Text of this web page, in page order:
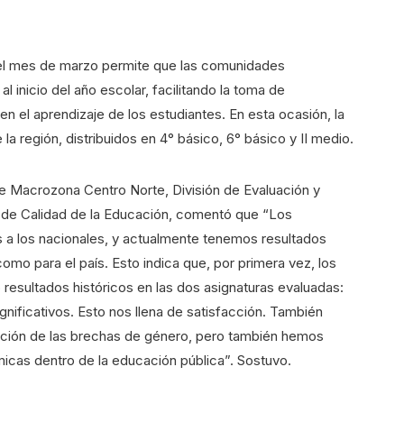
mes de marzo permite que las comunidades
inicio del año escolar, facilitando la toma de
el aprendizaje de los estudiantes. En esta ocasión, la
región, distribuidos en 4° básico, 6° básico y II medio.
Macrozona Centro Norte, División de Evaluación y
Calidad de la Educación, comentó que “Los
los nacionales, y actualmente tenemos resultados
para el país. Esto indica que, por primera vez, los
históricos en las dos asignaturas evaluadas:
Esto nos llena de satisfacción. También
de las brechas de género, pero también hemos
dentro de la educación pública”. Sostuvo.